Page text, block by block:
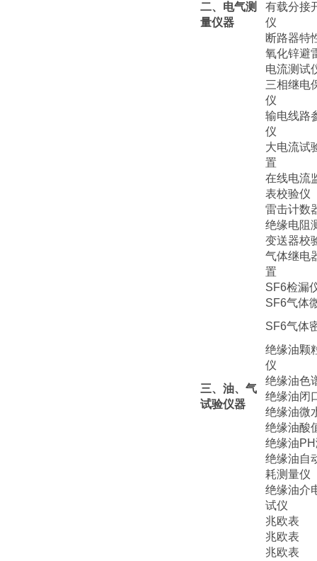
二、电气测
量仪器
有载分接
仪
断路器特
氧化锌避
电流测试
三相继电
仪
输电线路
仪
大电流试
置
在线电流
表校验仪
雷击计数
绝缘电阻
变送器校
气体继电
置
三、油、气
试验仪器
SF6检漏
SF6气体
SF6气体
绝缘油颗
仪
绝缘油色
绝缘油闭
绝缘油微
绝缘油酸
绝缘油
绝缘油自
耗测量仪
绝缘油介
试仪
兆欧表
兆欧表
兆欧表